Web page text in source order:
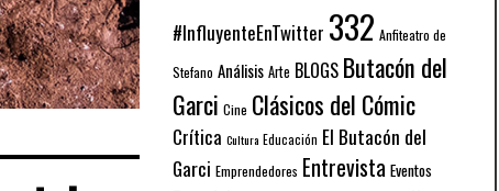
#InfluyenteEnTwitter 332 Anfiteatro de
Stefano Análisis Arte BLOGS Butacón del
Garci Cine Clásicos del Cómic
Crítica Cultura Educación El Butacón del
Garci Emprendedores Entrevista Eventos